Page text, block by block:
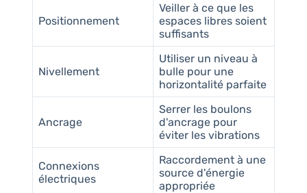
Positionnement
Veiller à ce que les
espaces libres soient
suffisants
Nivellement
Utiliser un niveau à
bulle pour une
horizontalité parfaite
Ancrage
Serrer les boulons
d'ancrage pour
éviter les vibrations
Connexions
électriques
Raccordement à une
source d'énergie
appropriée